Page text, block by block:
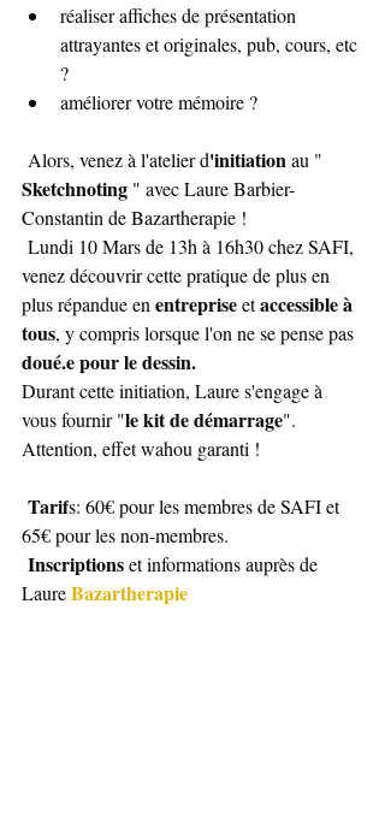
réaliser affiches de présentation
attrayantes et originales, pub, cours, etc
?
améliorer votre mémoire ?
Alors, venez à l'atelier d'initiation au "
Sketchnoting " avec Laure Barbier-
Constantin de Bazartherapie !
Lundi 10 Mars de 13h à 16h30 chez SAFI,
venez découvrir cette pratique de plus en
plus répandue en entreprise et accessible à
tous, y compris lorsque l'on ne se pense pas
doué.e pour le dessin.
Durant cette initiation, Laure s'engage à
vous fournir "le kit de démarrage".
Attention, effet wahou garanti !
Tarifs: 60€ pour les membres de SAFI et
65€ pour les non-membres.
Inscriptions et informations auprès de
Laure Bazartherapie